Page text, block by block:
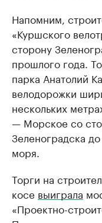
Напомним,
«Куршского
сторону
прошлого года.
парка Анатолий
велодорожки
нескольких
— Морское со
Зеленоградска
моря.
Торги на
косе выиграла
«Проектно-